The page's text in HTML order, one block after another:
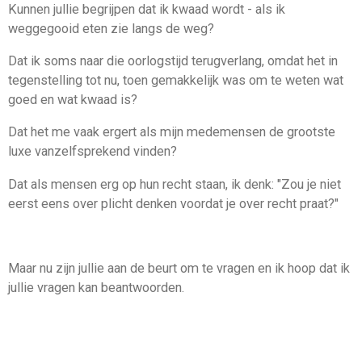
Kunnen jullie begrijpen dat ik kwaad wordt - als ik
weggegooid eten zie langs de weg?
Dat ik soms naar die oorlogstijd terugverlang, omdat het in
tegenstelling tot nu, toen gemakkelijk was om te weten wat
goed en wat kwaad is?
Dat het me vaak ergert als mijn medemensen de grootste
luxe vanzelfsprekend vinden?
Dat als mensen erg op hun recht staan, ik denk: "Zou je niet
eerst eens over plicht denken voordat je over recht praat?"
Maar nu zijn jullie aan de beurt om te vragen en ik hoop dat ik
jullie vragen kan beantwoorden.